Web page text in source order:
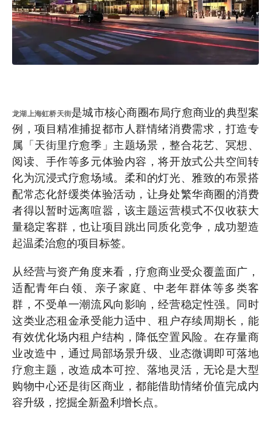
龙湖上海虹桥天街是城市核心商圈布局疗愈商业的典型案
例，项目精准捕捉都市人群情绪消费需求，打造专
属「天街里疗愈季」主题场景，整合花艺、冥想、
阅读、手作等多元体验内容，将开放式公共空间转
化为沉浸式疗愈场域。柔和的灯光、雅致的布景搭
配常态化舒缓类体验活动，让身处繁华商圈的消费
者得以暂时远离喧嚣，该主题运营模式不仅收获大
量稳定客群，也让项目跳出同质化竞争，成功塑造
起温柔治愈的项目标签。
从经营与资产角度来看，疗愈商业受众覆盖面广，
适配青年白领、亲子家庭、中老年群体等多类客
群，不受单一潮流风向影响，经营稳定性强。同时
这类业态租金承受能力适中、租户存续周期长，能
有效优化场内租户结构，降低空置风险。在存量商
业改造中，通过局部场景升级、业态微调即可落地
疗愈主题，改造成本可控、落地灵活，无论是大型
购物中心还是街区商业，都能借助情绪价值完成内
容升级，挖掘全新盈利增长点。